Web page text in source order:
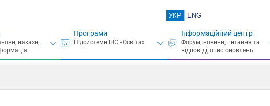
УКР ENG
Програми Інформаційний центр